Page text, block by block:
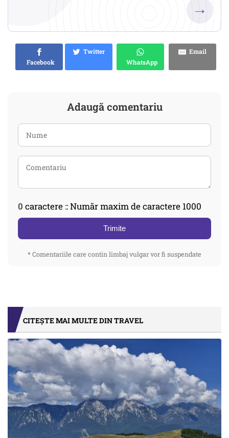
→
Facebook
Twitter
WhatsApp
Email
Adaugă comentariu
0 caractere :: Număr maxim de caractere 1000
Trimite
* Comentariile care contin limbaj vulgar vor fi suspendate
CITEȘTE MAI MULTE DIN TRAVEL